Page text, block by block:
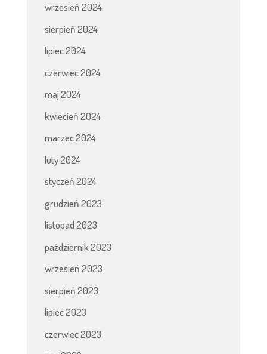
wrzesień 2024
sierpień 2024
lipiec 2024
czerwiec 2024
maj 2024
kwiecień 2024
marzec 2024
luty 2024
styczeń 2024
grudzień 2023
listopad 2023
październik 2023
wrzesień 2023
sierpień 2023
lipiec 2023
czerwiec 2023